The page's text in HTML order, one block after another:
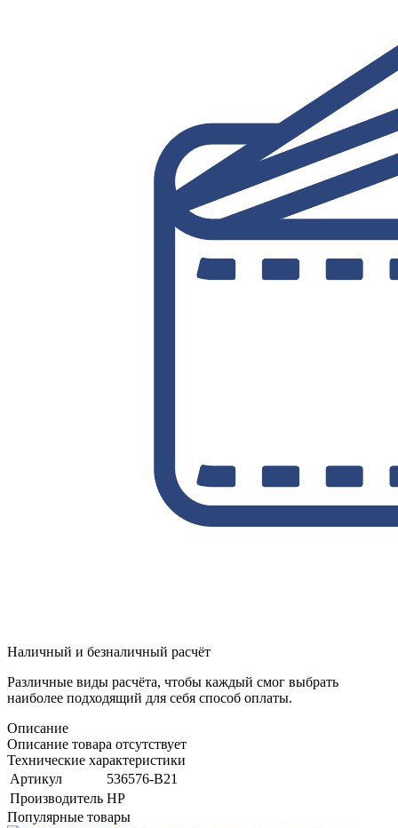
Наличный и безналичный расчёт
Различные виды расчёта, чтобы каждый смог выбрать
наиболее подходящий для себя способ оплаты.
Описание
Описание товара отсутствует
Технические характеристики
Артикул
536576-B21
Производитель HP
Популярные товары